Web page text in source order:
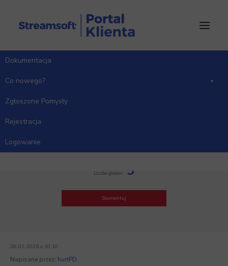
Dokumentacja
Co nowego?
Zgłoszone Pomysły
Rejestracja
Logowanie
Liczba głosów: 3
Skomentuj
28-01-2026 o 10:10
Napisane przez: hurtPD